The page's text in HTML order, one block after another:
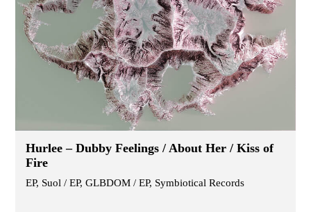
Hurlee – Dubby Feelings / About Her / Kiss of
Fire
EP, Suol / EP, GLBDOM / EP, Symbiotical Records